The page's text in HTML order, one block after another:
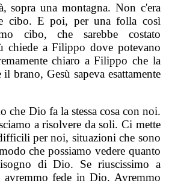
sopra una montagna. Non c'era
cibo. E poi, per una folla così
cibo, che sarebbe costato
chiede a Filippo dove potevano
chiaro a Filippo che la
brano, Gesù sapeva esattamente
che Dio fa la stessa cosa con noi.
a risolvere da soli. Ci mette
per noi, situazioni che sono
che possiamo vedere quanto
di Dio. Se riuscissimo a
fede in Dio. Avremmo